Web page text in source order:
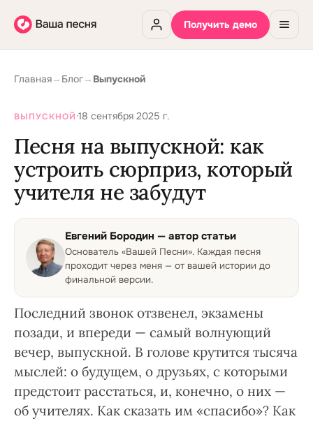
Получить демо
Главная→ Блог→ Выпускной
ВЫПУСКНОЙ·18 сентября 2025 г.
Песня на выпускной: как
устроить сюрприз, который
учителя не забудут
Евгений Бородин — автор статьи
Основатель «Вашей Песни». Каждая песня
проходит через меня — от вашей истории до
финальной версии.
Последний звонок отзвенел, экзамены
позади, и впереди — самый волнующий
вечер, выпускной. В голове крутится тысяча
мыслей: о будущем, о друзьях, с которыми
предстоит расстаться, и, конечно, о них —
об учителях. Как сказать им «спасибо»? Как